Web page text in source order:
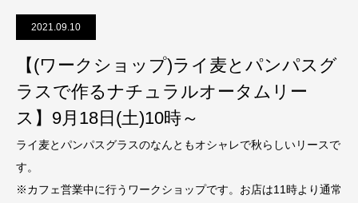
2021.09.10
【(ワークショップ)ライ麦とパンパスグ
ラスで作るナチュラルオータムリー
ス】9月18日(土)10時～
ライ麦とパンパスグラスのなんともオシャレで秋らしいリースで
す。
※カフェ営業中に行うワークショップです。お店は11時より通常